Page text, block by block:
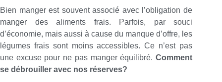
Bien manger est souvent associé avec l’obligation de
manger des aliments frais. Parfois, par souci
d’économie, mais aussi à cause du manque d’offre, les
légumes frais sont moins accessibles. Ce n’est pas
une excuse pour ne pas manger équilibré. Comment
se débrouiller avec nos réserves?